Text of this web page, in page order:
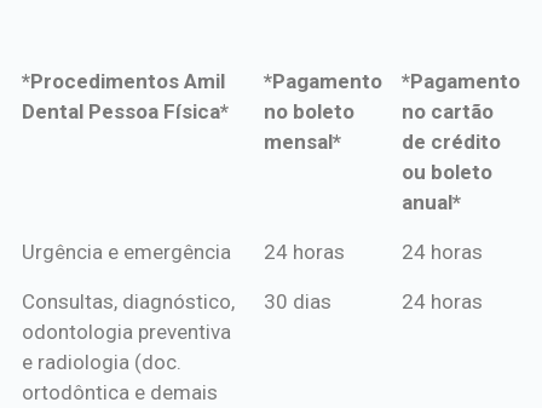
*Procedimentos Amil
Dental Pessoa Física*
*Pagamento
no boleto
mensal*
*Pagamento
no cartão
de crédito
ou boleto
anual*
*Procedimentos Amil
*Pagamento
mensal*
*Pagamento
de crédito
Urgência e emergência 24 horas 24 horas
Consultas, diagnóstico,
odontologia preventiva
e radiologia (doc.
ortodôntica e demais
30 dias 24 horas